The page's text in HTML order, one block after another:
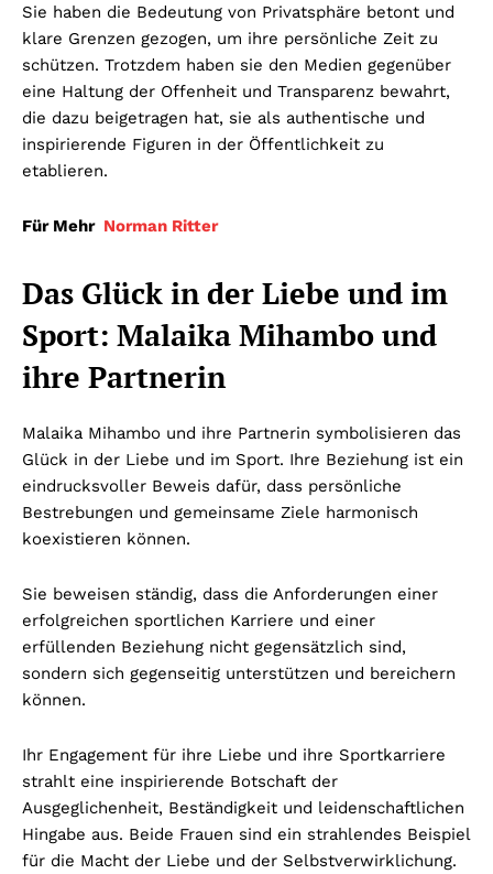
Sie haben die Bedeutung von Privatsphäre betont und
klare Grenzen gezogen, um ihre persönliche Zeit zu
schützen. Trotzdem haben sie den Medien gegenüber
eine Haltung der Offenheit und Transparenz bewahrt,
die dazu beigetragen hat, sie als authentische und
inspirierende Figuren in der Öffentlichkeit zu
etablieren.
Für Mehr Norman Ritter
Das Glück in der Liebe und im
Sport: Malaika Mihambo und
ihre Partnerin
Malaika Mihambo und ihre Partnerin symbolisieren das
Glück in der Liebe und im Sport. Ihre Beziehung ist ein
eindrucksvoller Beweis dafür, dass persönliche
Bestrebungen und gemeinsame Ziele harmonisch
koexistieren können.
Sie beweisen ständig, dass die Anforderungen einer
erfolgreichen sportlichen Karriere und einer
erfüllenden Beziehung nicht gegensätzlich sind,
sondern sich gegenseitig unterstützen und bereichern
können.
Ihr Engagement für ihre Liebe und ihre Sportkarriere
strahlt eine inspirierende Botschaft der
Ausgeglichenheit, Beständigkeit und leidenschaftlichen
Hingabe aus. Beide Frauen sind ein strahlendes Beispiel
für die Macht der Liebe und der Selbstverwirklichung.